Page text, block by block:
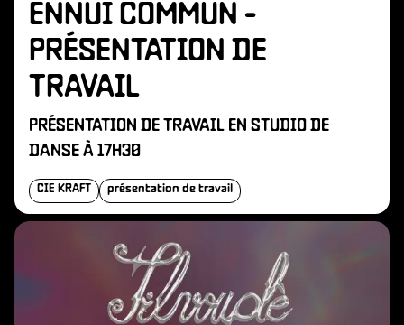
ENNUI COMMUN -
PRÉSENTATION DE
TRAVAIL
PRÉSENTATION DE TRAVAIL EN STUDIO DE
DANSE À 17H30
CIE KRAFT présentation de travail